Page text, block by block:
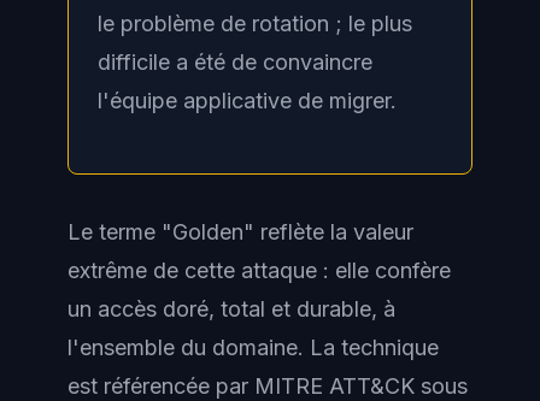
le problème de rotation ; le plus
difficile a été de convaincre
l'équipe applicative de migrer.
Le terme "Golden" reflète la valeur
extrême de cette attaque : elle confère
un accès doré, total et durable, à
l'ensemble du domaine. La technique
est référencée par MITRE ATT&CK sous